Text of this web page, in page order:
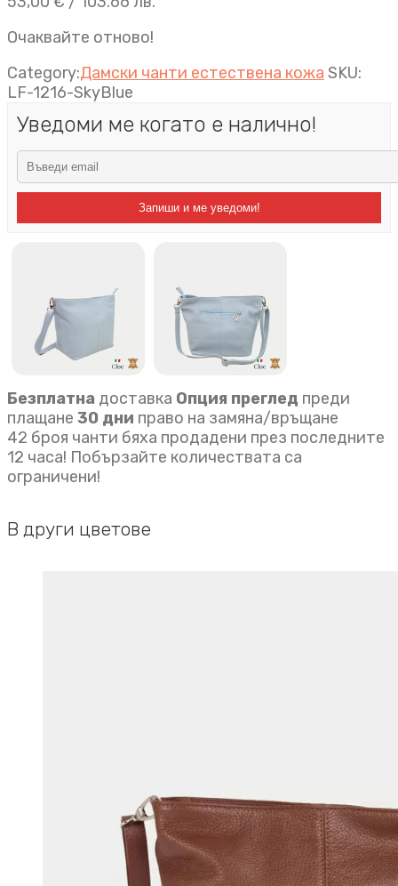
Очаквайте отново!
Category:Дамски чанти естествена кожа SKU:
LF-1216-SkyBlue
Уведоми ме когато е налично!
Запиши и ме уведоми!
Безплатна доставка Опция преглед преди
плащане 30 дни право на замяна/връщане
42 броя чанти бяха продадени през последните
12 часа! Побързайте количествата са
ограничени!
В други цветове